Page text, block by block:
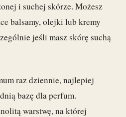
i suchej skórze. Możesz
balsamy, olejki lub kremy
jeśli masz skórę suchą
raz dziennie, najlepiej
bazę dla perfum.
warstwę, na której